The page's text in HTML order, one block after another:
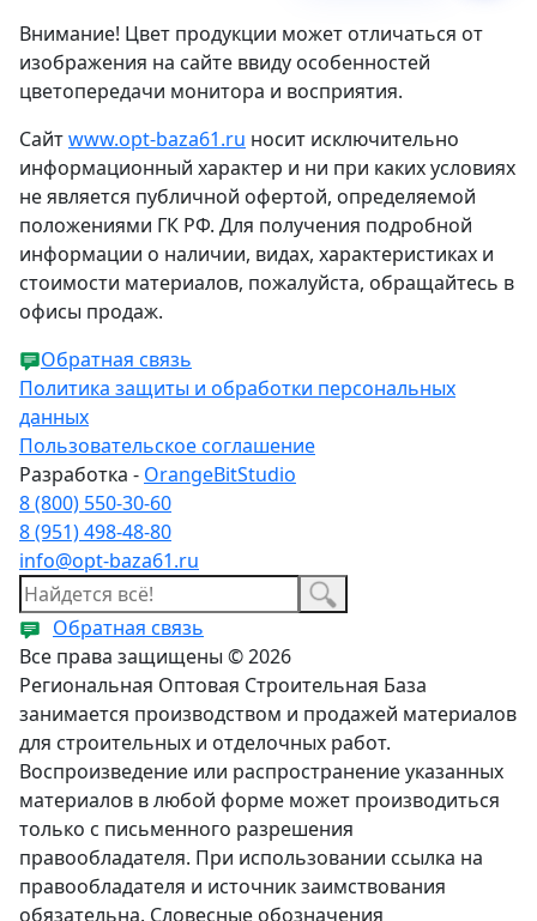
Внимание! Цвет продукции может отличаться от
изображения на сайте ввиду особенностей
цветопередачи монитора и восприятия.
Сайтwww.opt-baza61.ru носит исключительно
информационный характер и ни при каких условиях
не является публичной офертой, определяемой
положениями ГК РФ. Для получения подробной
информации о наличии, видах, характеристиках и
стоимости материалов, пожалуйста, обращайтесь в
офисы продаж.
Обратная связь
Политика защиты и обработки персональных
данных
Пользовательское соглашение
Разработка - OrangeBitStudio
8 (800) 550-30-60
8 (951) 498-48-80
info@opt-baza61.ru
Обратная связь
Все права защищены © 2026
Региональная Оптовая Строительная База
занимается производством и продажей материалов
для строительных и отделочных работ.
Воспроизведение или распространение указанных
материалов в любой форме может производиться
только с письменного разрешения
правообладателя. При использовании ссылка на
правообладателя и источник заимствования
обязательна. Словесные обозначения